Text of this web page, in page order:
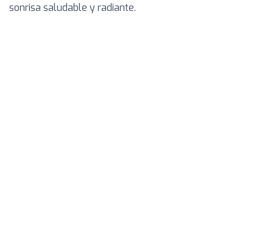
sonrisa saludable y radiante.